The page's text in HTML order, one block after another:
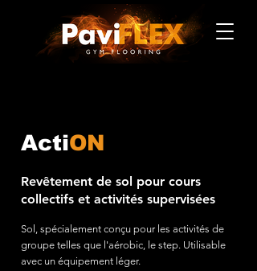
ActiON
Revêtement de sol pour cours
collectifs et activités supervisées
Sol, spécialement conçu pour les activités de
groupe telles que l'aérobic, le step. Utilisable
avec un équipement léger.